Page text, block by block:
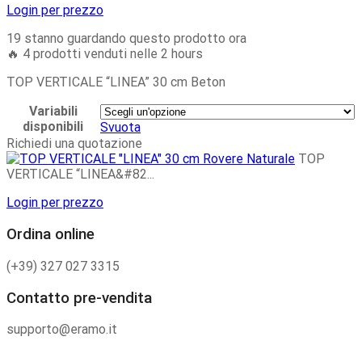
Login per prezzo
19 stanno guardando questo prodotto ora
🔥 4 prodotti venduti nelle 2 hours
TOP VERTICALE “LINEA” 30 cm Beton
Variabili
disponibili
Svuota
Richiedi una quotazione
TOP
VERTICALE “LINEA&#82...
Login per prezzo
Ordina online
(+39) 327 027 3315
Contatto pre-vendita
supporto@eramo.it